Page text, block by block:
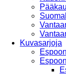
Kuvasarjoja